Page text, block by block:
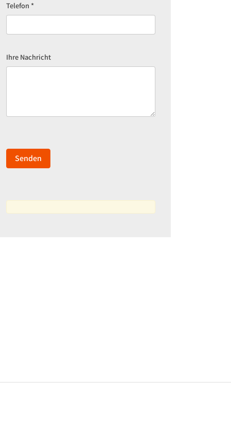
Telefon *
Ihre Nachricht